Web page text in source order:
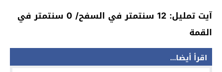
آيت تمليل: 12 سنتمتر في السفح/ 0 سنتمتر في
القمة
اقرأ أيضا...